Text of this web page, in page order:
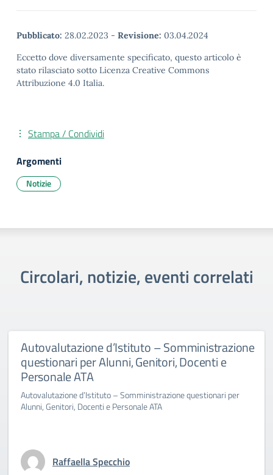
Pubblicato: 28.02.2023 - Revisione: 03.04.2024
Eccetto dove diversamente specificato, questo articolo è
stato rilasciato sotto Licenza Creative Commons
Attribuzione 4.0 Italia.
Stampa / Condividi
Argomenti
Notizie
Circolari, notizie, eventi correlati
Autovalutazione d’Istituto – Somministrazione
questionari per Alunni, Genitori, Docenti e
Personale ATA
Autovalutazione d’Istituto – Somministrazione questionari per
Alunni, Genitori, Docenti e Personale ATA
Raffaella Specchio